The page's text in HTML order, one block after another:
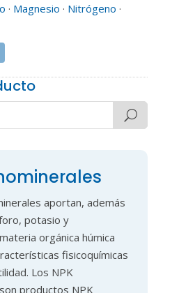
· Magnesio · Nitrógeno ·
aportan, además
potasio y
orgánica húmica
fisicoquímicas
Los NPK
productos NPK